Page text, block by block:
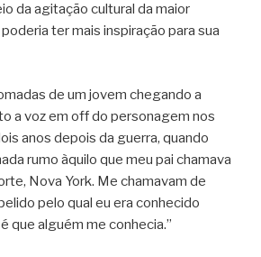
da agitação cultural da maior
ter mais inspiração para sua
de um jovem chegando a
a voz em off do personagem nos
anos depois da guerra, quando
rumo àquilo que meu pai chamava
Nova York. Me chamavam de
pelo qual eu era conhecido
que alguém me conhecia.”